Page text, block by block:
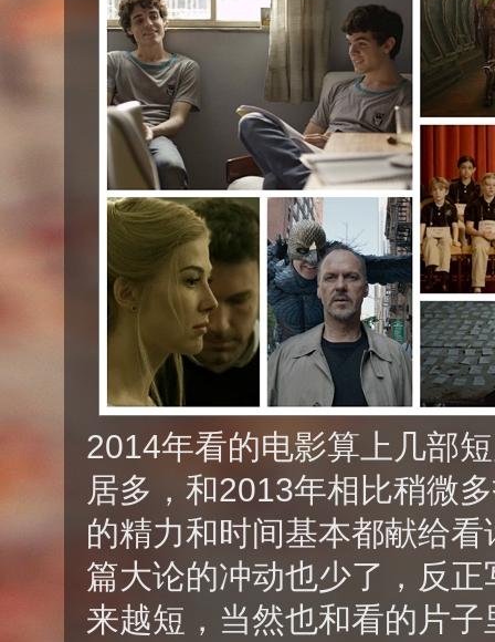
2014年看的电影算上几部
居多，和2013年相比稍微
的精力和时间基本都献给
篇大论的冲动也少了，反
来越短，当然也和看的片